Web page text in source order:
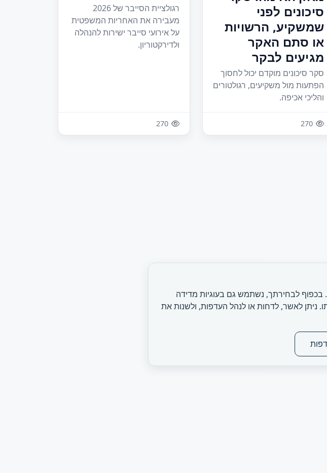
סיכונים לפני
שמשקיע, הרשויות
או סתם האקר
מגיעים לבקר
סקר סיכונים מוקדם יכול לחסוך
הפתעות מול משקיעים, רגולטורים
והליכי אכיפה.
270
רגולציית הסייבר של 2026
מעבירה את האחריות המשפטית
על אירועי סייבר ישירות להנהלה
ולדירקטוריון.
270
לבחירתך, נשתמש גם בעוגיות מדידה
ניתן לאשר, לדחות או לנהל העדפות, ולשנות את